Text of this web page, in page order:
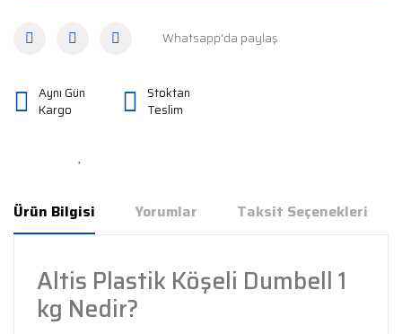
Whatsapp'da paylaş
Aynı Gün
Kargo
Stoktan
Teslim
Ürün Bilgisi Yorumlar Taksit Seçenekleri
Altis Plastik Köşeli Dumbell 1
kg Nedir?